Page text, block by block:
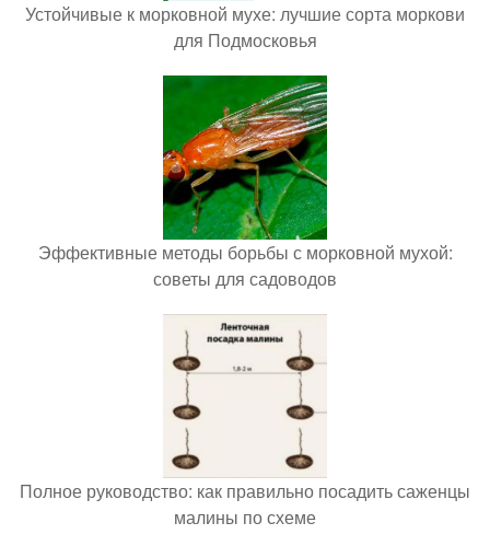
Устойчивые к морковной мухе: лучшие сорта моркови
для Подмосковья
Эффективные методы борьбы с морковной мухой:
советы для садоводов
Полное руководство: как правильно посадить саженцы
малины по схеме